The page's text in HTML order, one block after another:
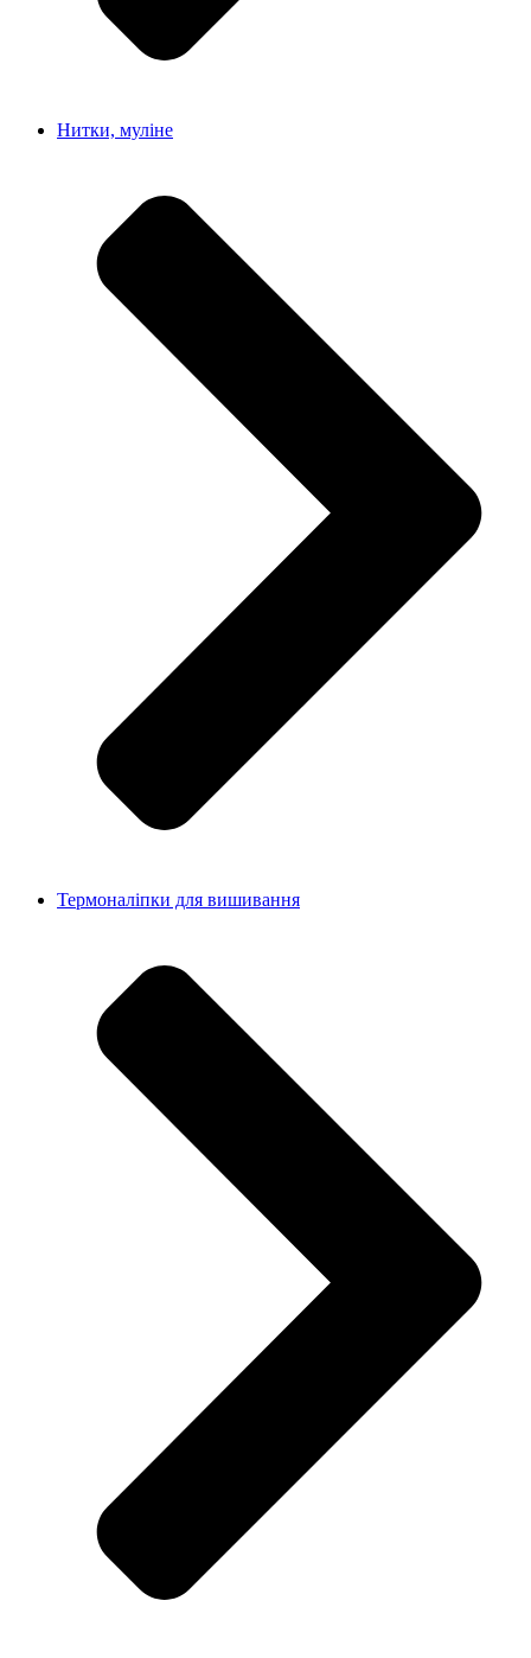
Нитки, муліне
Термоналіпки для вишивання